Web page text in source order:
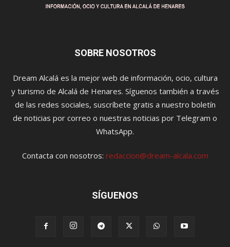
SOBRE NOSOTROS
Dream Alcalá es la mejor web de información, ocio, cultura
y turismo de Alcalá de Henares. Síguenos también a través
de las redes sociales, suscríbete gratis a nuestro boletín
de noticias por correo o nuestras noticias por Telegram o
WhatsApp.
Contacta con nosotros: redaccion@dream-alcala.com
SÍGUENOS